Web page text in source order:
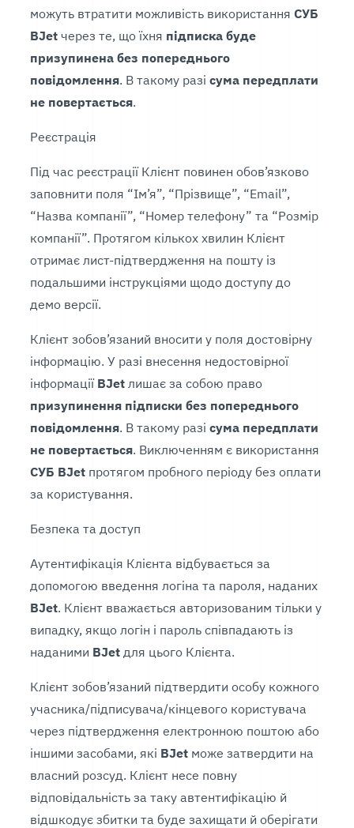
можуть втратити можливість використанняСУБ
BJet через те, що їхня підписка буде
призупинена без попереднього
повідомлення. В такому разісума передплати
не повертається.
Реєстрація
Під час реєстрації Клієнт повинен обов’язково
заповнити поля “Ім’я”, “Прізвище”, “Email”,
“Назва компанії”, “Номер телефону” та “Розмір
компанії”. Протягом кількох хвилин Клієнт
отримає лист-підтвердження на пошту із
подальшими інструкціями щодо доступу до
демо версії.
Клієнт зобов’язаний вносити у поля достовірну
інформацію. У разі внесення недостовірної
інформації BJet лишає за собою право
призупинення підписки без попереднього
повідомлення. В такому разісума передплати
не повертається. Виключенням є використання
СУБ BJet протягом пробного періоду без оплати
за користування.
Безпека та доступ
Аутентифікація Клієнта відбувається за
допомогою введення логіна та пароля, наданих
BJet. Клієнт вважається авторизованим тільки у
випадку, якщо логін і пароль співпадають із
наданими BJet для цього Клієнта.
Клієнт зобов’язаний підтвердити особу кожного
учасника/підписувача/кінцевого користувача
через підтвердження електронною поштою або
іншими засобами, які BJet може затвердити на
власний розсуд. Клієнт несе повну
відповідальність за таку автентифікацію й
відшкодує збитки та буде захищати й оберігати